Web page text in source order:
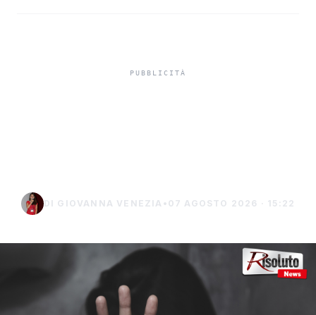
DI GIOVANNA VENEZIA • 07 AGOSTO 2026 · 15:22